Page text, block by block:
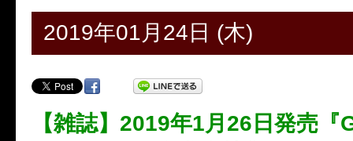
2019年01月24日 (木)
【雑誌】2019年1月26日発売『